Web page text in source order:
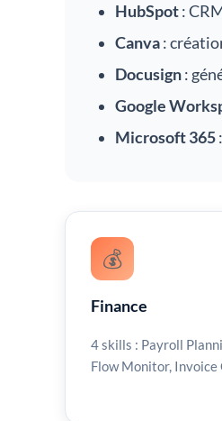
HubSpot:
Canva:
Docusign:
Google
Microsoft 365
💰
Finance
4 skills : Payroll
Flow Monitor, Invoice